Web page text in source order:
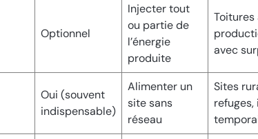
Optionnel
Injecter tout
ou partie de
l’énergie
produite
Toitures
avec
Oui (souvent
indispensable)
Alimenter un
site sans
réseau
Sites